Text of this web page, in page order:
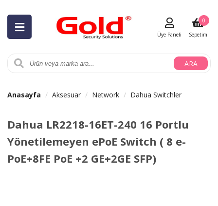
ARA
Üye Paneli Sepetim
0
Anasayfa Aksesuar Network Dahua Switchler
Dahua LR2218-16ET-240 16 Portlu
Yönetilemeyen ePoE Switch ( 8 e-
PoE+8FE PoE +2 GE+2GE SFP)